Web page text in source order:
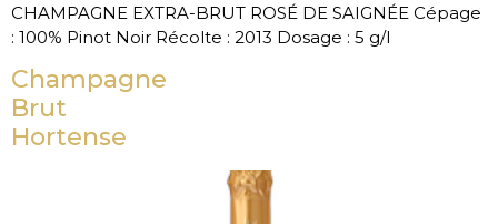
CHAMPAGNE EXTRA-BRUT ROSÉ DE SAIGNÉE Cépage
: 100% Pinot Noir Récolte : 2013 Dosage : 5 g/l
Champagne
Brut
Hortense